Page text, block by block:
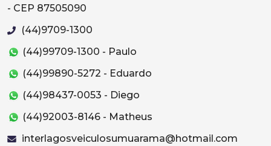
- CEP 87505090
(44)9709-1300
(44)99709-1300 - Paulo
(44)99890-5272 - Eduardo
(44)98437-0053 - Diego
(44)92003-8146 - Matheus
interlagosveiculosumuarama@hotmail.com